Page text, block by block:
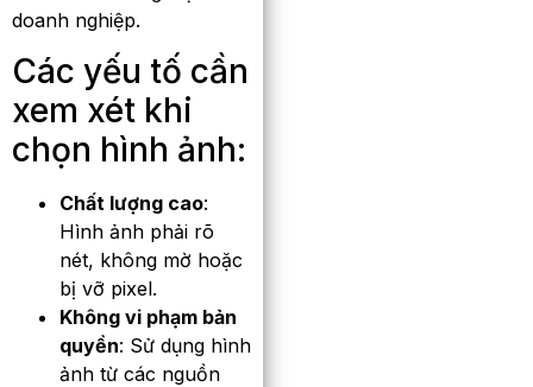
doanh nghiệp.
Các yếu tố cần
xem xét khi
chọn hình ảnh:
Chất lượng cao:
Hình ảnh phải rõ
nét, không mờ hoặc
bị vỡ pixel.
Không vi phạm bản
quyền: Sử dụng hình
ảnh từ các nguồn